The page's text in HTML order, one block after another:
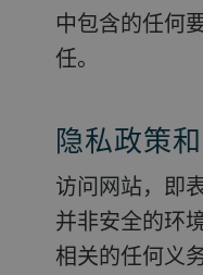
中包含的任何
任。
隐私政策
访问网站，即表示您确认并同意互联网
并非安全的环
相关的任何义